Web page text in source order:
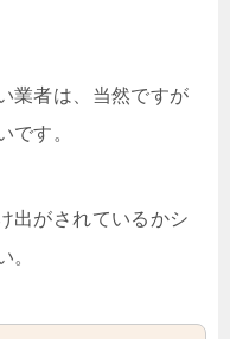
業者は、当然ですが
です。
出がされているかシ
。